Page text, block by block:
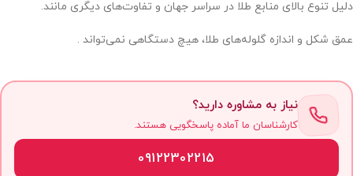
دلیل تنوع بالای منابع طلا در سراسر جهان و تفاوت‌های دیگری مانند.
عمق شکل و اندازه گلوله‌های طلا، هیچ دستگاهی نمی‌تواند .
نیاز به مشاوره دارید؟
کارشناسان ما آماده پاسخگویی هستند.
09122302215